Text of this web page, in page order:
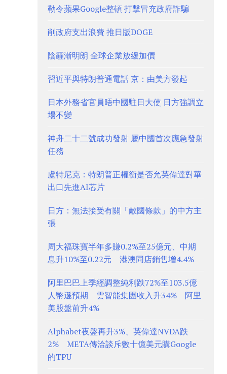
勒令蘋果Google整頓 打擊冒充政府詐騙
削政府支出浪費 推日版DOGE
陰霾漸明朗 全球企業放緩加價
習近平與特朗普通電話 京：由美方發起
日本外務省官員晤中國駐日大使 日方強調立
場不變
神舟二十二號成功發射 屬中國首次應急發射
任務
盧特尼克：特朗普正權衡是否允英偉達對華
出口先進AI芯片
日方：無法接受有關「敵國條款」的中方主
張
周大福珠寶半年多賺0.2%至25億元、中期
息升10%至0.22元 港澳同店銷售增4.4%
阿里巴巴上季經調整純利跌72%至103.5億
人幣遜預期 雲智能集團收入升34% 阿里
美股盤前升4%
Alphabet夜盤再升3%、英偉達NVDA跌
2% META傳洽談斥數十億美元購Google
的TPU